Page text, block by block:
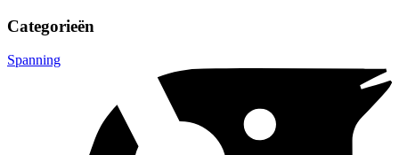
Categorieën
Spanning